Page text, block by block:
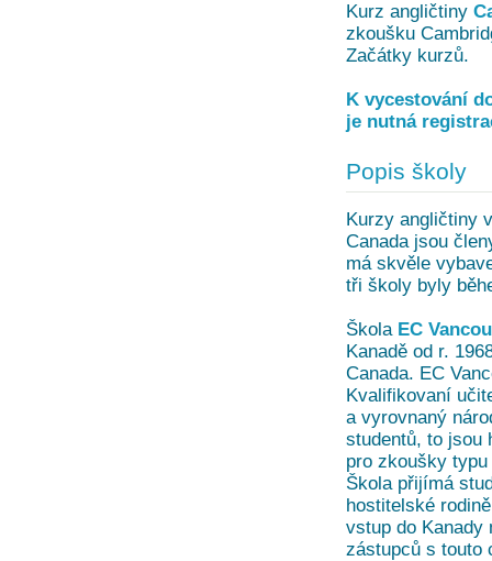
Kurz angličtiny
zkoušku
Začátky kurzů.
K vycestování
je nutná
Popis školy
Kurzy angličtiny
Canada jsou
má skvěle
tři školy byly
Škola EC
Kanadě od r.
Canada. EC
Kvalifikovaní
a vyrovnaný
studentů, to jsou
pro zkoušky typu
Škola přijímá
hostitelské
vstup do Kanady
zástupců s touto